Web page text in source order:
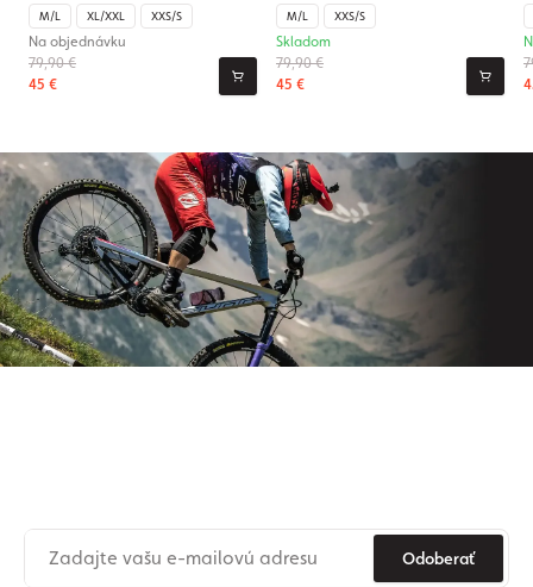
M/L XL/XXL XXS/S
79,90 €
45 €
Na objednávku
M/L XXS/S
79,90 €
45 €
Skladom
Odoberať